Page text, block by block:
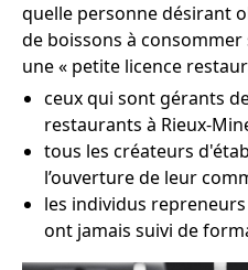
quelle personne désirant
de boissons à consommer
une « petite licence
ceux qui sont gérants
restaurants à Rieux-
tous les créateurs
l’ouverture de leur
les individus
ont jamais suivi de